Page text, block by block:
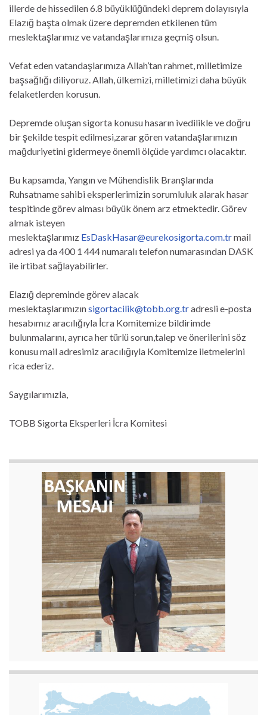
illerde de hissedilen 6.8 büyüklüğündeki deprem dolayısıyla
Elazığ başta olmak üzere depremden etkilenen tüm
meslektaşlarımız ve vatandaşlarımıza geçmiş olsun.
Vefat eden vatandaşlarımıza Allah’tan rahmet, milletimize
başsağlığı diliyoruz. Allah, ülkemizi, milletimizi daha büyük
felaketlerden korusun.
Depremde oluşan sigorta konusu hasarın ivedilikle ve doğru
bir şekilde tespit edilmesi,zarar gören vatandaşlarımızın
mağduriyetini gidermeye önemli ölçüde yardımcı olacaktır.
Bu kapsamda, Yangın ve Mühendislik Branşlarında
Ruhsatname sahibi eksperlerimizin sorumluluk alarak hasar
tespitinde görev alması büyük önem arz etmektedir. Görev
almak isteyen
meslektaşlarımız EsDaskHasar@eurekosigorta.com.trmail
adresi ya da 400 1 444 numaralı telefon numarasından DASK
ile irtibat sağlayabilirler.
Elazığ depreminde görev alacak
meslektaşlarımızınsigortacilik@tobb.org.tradresli e-posta
hesabımız aracılığıyla İcra Komitemize bildirimde
bulunmalarını, ayrıca her türlü sorun,talep ve önerilerini söz
konusu mail adresimiz aracılığıyla Komitemize iletmelerini
rica ederiz.
Saygılarımızla,
TOBB Sigorta Eksperleri İcra Komitesi